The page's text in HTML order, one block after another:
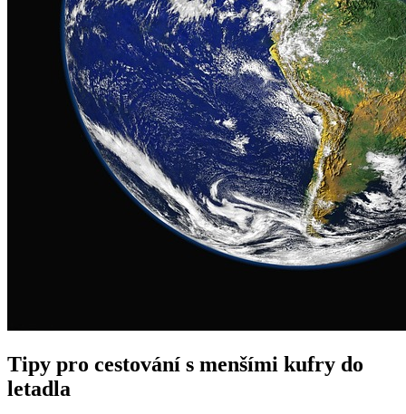
Tipy pro cestování s menšími kufry do
letadla